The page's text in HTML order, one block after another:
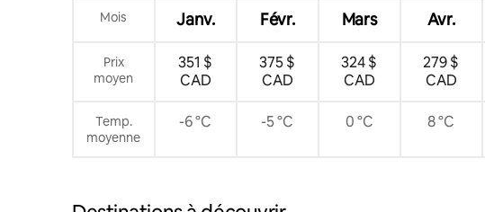
Mois Janv. Févr. Mars Avr.
Prix
moyen
351 $
CAD
375 $
CAD
324 $
CAD
279 $
CAD
Temp.
moyenne
-6 °C -5 °C 0 °C 8 °C